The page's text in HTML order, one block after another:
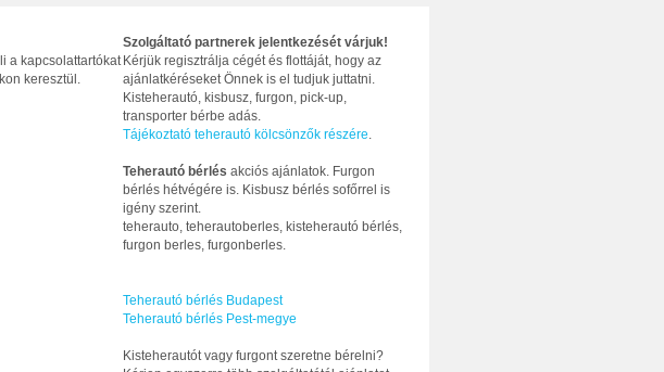
Szolgáltató partnerek jelentkezését várjuk!
Kérjük regisztrálja cégét és flottáját, hogy az
ajánlatkéréseket Önnek is el tudjuk juttatni.
Kisteherautó, kisbusz, furgon, pick-up,
transporter bérbe adás.
Tájékoztató teherautó kölcsönzők részére
Teherautó bérlés akciós ajánlatok. Furgon
bérlés hétvégére is. Kisbusz bérlés sofőrrel is
igény szerint.
teherauto, teherautoberles, kisteherautó bérlés,
furgon berles, furgonberles.
Teherautó bérlés Budapest
Teherautó bérlés Pest-megye
Kisteherautót vagy furgont szeretne bérelni?
a kapcsolattartókat
keresztül.